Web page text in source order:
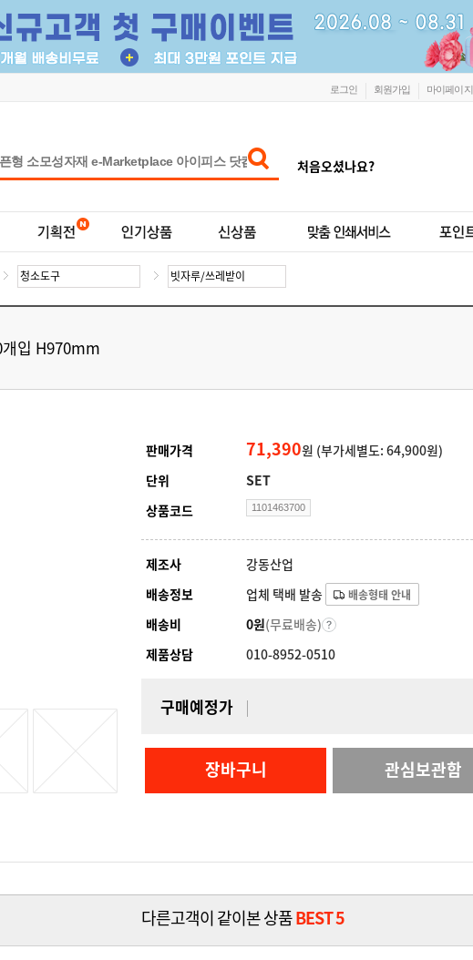
로그인 회원가입 마이페이지
처음오셨나요?
개입 H970mm
판매가격 71,390원 (부가세별도: 64,900원)
단위
SET
상품코드
1101463700
제조사
강동산업
배송정보
업체 택배 발송 배송형태 안내
배송비 0원(무료배송)
제품상담
010-8952-0510
구매예정가
장바구니 관심보관함
다른고객이 같이본 상품BEST 5